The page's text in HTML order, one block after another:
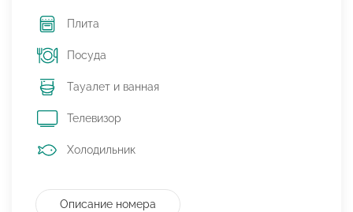
Плита
Посуда
Тауалет и ванная
Телевизор
Холодильник
Описание номера